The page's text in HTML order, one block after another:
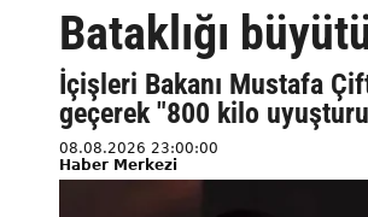
Bataklığı
İçişleri Bakanı Mustafa
geçerek "800 kilo
08.08.2026 23:00:00
Haber Merkezi